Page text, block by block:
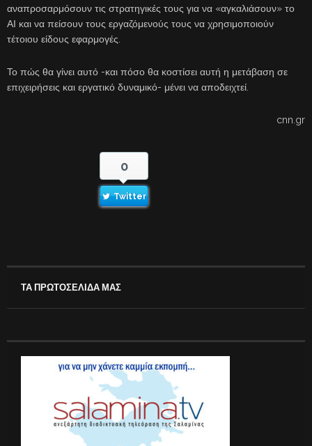
αναπροσαρμόσουν τις στρατηγικές τους για να «αγκαλιάσουν» το
ΑΙ και να πείσουν τους εργαζόμενούς τους να χρησιμοποιούν
τέτοιου είδους εφαρμογές.
Το πώς θα γίνει αυτό -και πόσο θα κοστίσει αυτή η μετάβαση σε
επιχειρήσεις και εργατικό δυναμικό- μένει να αποδειχτεί.
cnn.gr
0
Twitter
ΤΑ ΠΡΩΤΟΣΕΛΙΔΑ ΜΑΣ